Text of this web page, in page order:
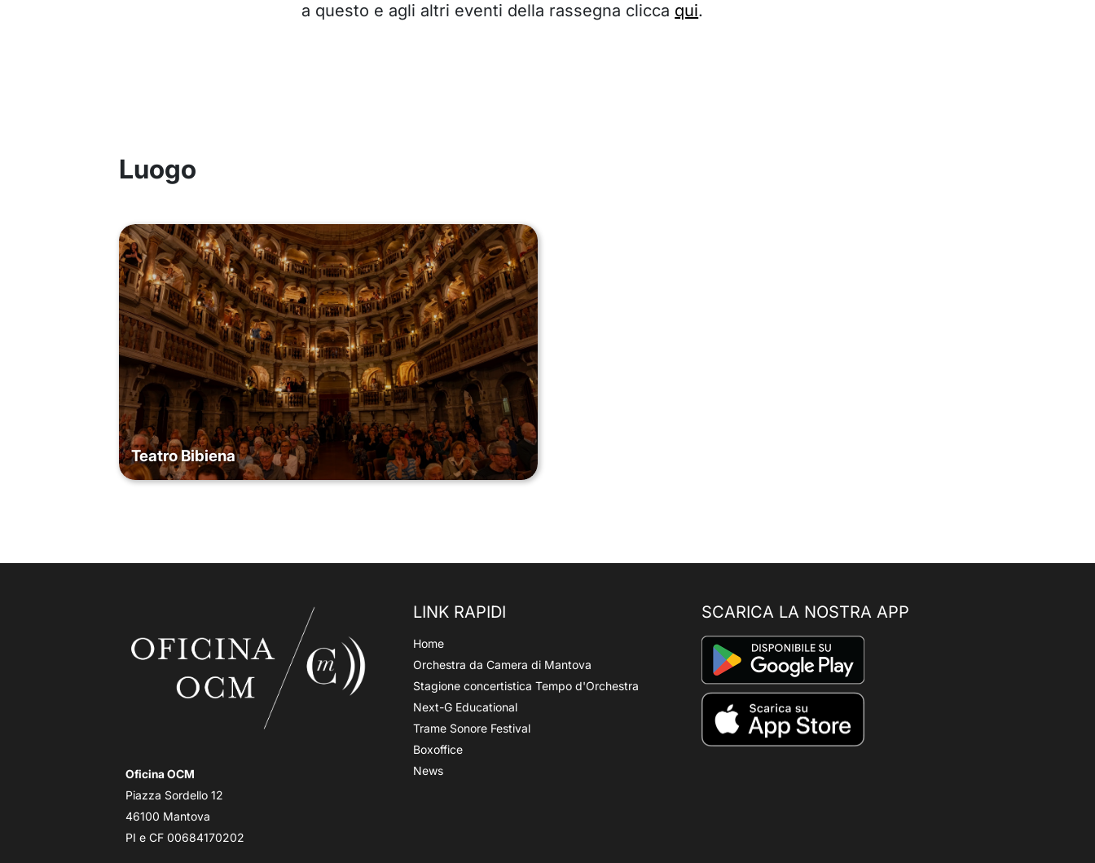
a questo e agli altri eventi della rassegna clicca qui.
Luogo
Teatro Bibiena
Oficina OCM
Piazza Sordello 12
46100 Mantova
PI e CF 00684170202
LINK RAPIDI
Home
Orchestra da Camera di Mantova
Stagione concertistica Tempo d'Orchestra
Next-G Educational
Trame Sonore Festival
Boxoffice
News
SCARICA LA NOSTRA APP